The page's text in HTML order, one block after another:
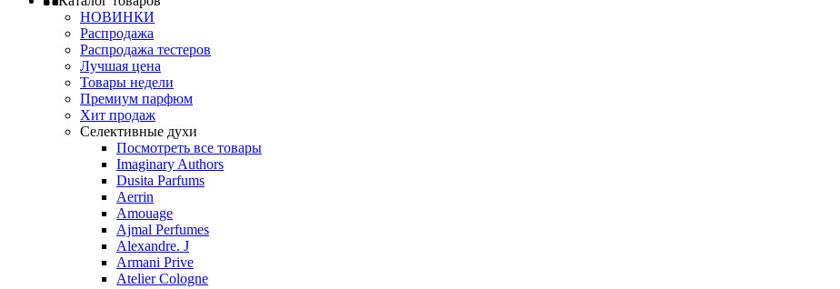
НОВИНКИ
Распродажа
Распродажа тестеров
Лучшая цена
Товары недели
Премиум парфюм
Хит продаж
Селективные духи
Посмотреть все товары
Imaginary Authors
Dusita Parfums
Aerrin
Amouage
Ajmal Perfumes
Alexandre. J
Armani Prive
Atelier Cologne